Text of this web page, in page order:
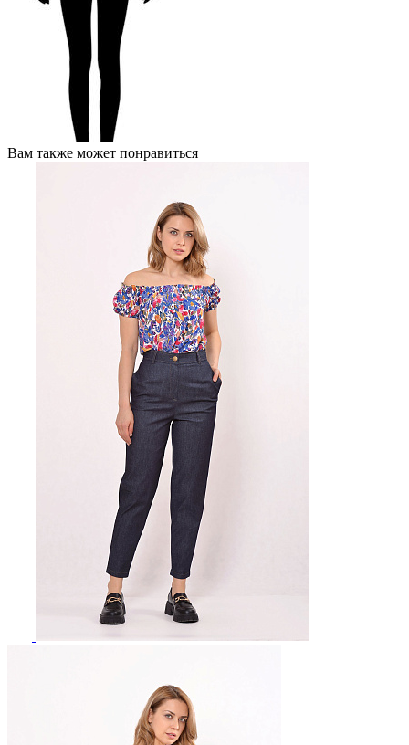
Вам также может понравиться